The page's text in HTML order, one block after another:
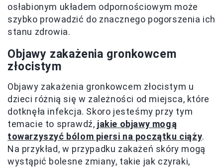
osłabionym układem odpornościowym może
szybko prowadzić do znacznego pogorszenia ich
stanu zdrowia.
Objawy zakażenia gronkowcem
złocistym
Objawy zakażenia gronkowcem złocistym u
dzieci różnią się w zależności od miejsca, które
dotknęła infekcja. Skoro jesteśmy przy tym
temacie to sprawdź, jakie objawy mogą
towarzyszyć bólom piersi na początku ciąży.
Na przykład, w przypadku zakażeń skóry mogą
wystąpić bolesne zmiany, takie jak czyraki,